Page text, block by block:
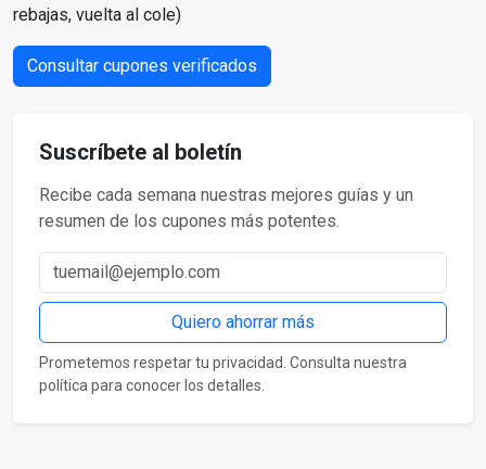
rebajas, vuelta al cole)
Consultar cupones verificados
Suscríbete al boletín
Recibe cada semana nuestras mejores guías y un
resumen de los cupones más potentes.
Correo electrónico
Quiero ahorrar más
Prometemos respetar tu privacidad. Consulta nuestra
política para conocer los detalles.